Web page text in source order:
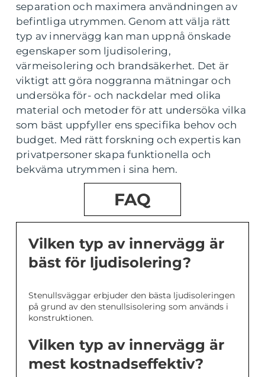
separation och maximera användningen av
befintliga utrymmen. Genom att välja rätt
typ av innervägg kan man uppnå önskade
egenskaper som ljudisolering,
värmeisolering och brandsäkerhet. Det är
viktigt att göra noggranna mätningar och
undersöka för- och nackdelar med olika
material och metoder för att undersöka vilka
som bäst uppfyller ens specifika behov och
budget. Med rätt forskning och expertis kan
privatpersoner skapa funktionella och
bekväma utrymmen i sina hem.
FAQ
Vilken typ av innervägg är
bäst för ljudisolering?
Stenullsväggar erbjuder den bästa ljudisoleringen
på grund av den stenullsisolering som används i
konstruktionen.
Vilken typ av innervägg är
mest kostnadseffektiv?